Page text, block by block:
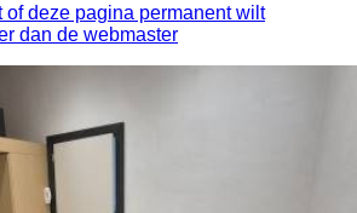
of deze pagina permanent wilt
dan de webmaster